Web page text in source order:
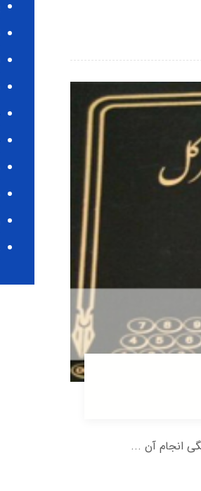
انجام آن ...